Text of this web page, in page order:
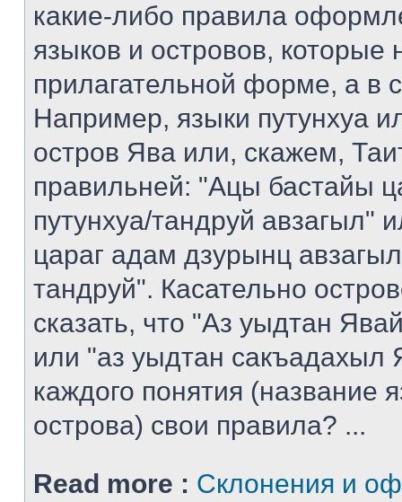
какие-либо правила
языков и островов, которые
прилагательной форме, а в
Например, языки путунхуа
остров Ява или, скажем,
правильней: "Ацы бастайы
путунхуа/тандруй авзагыл"
цараг адам дзурынц
тандруй". Касательно
сказать, что "Аз уыдтан
или "аз уыдтан сакъадахыл
каждого понятия (название
острова) свои правила? ...
Read more : Склонения и